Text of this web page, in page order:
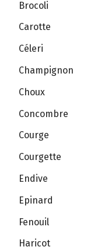
Brocoli
Carotte
Céleri
Champignon
Choux
Concombre
Courge
Courgette
Endive
Epinard
Fenouil
Haricot